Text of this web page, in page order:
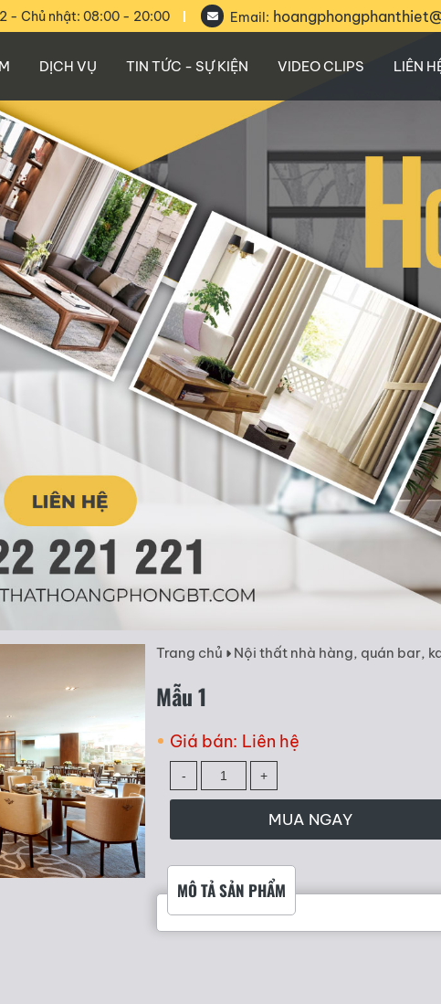
- Chủ nhật: 08:00 - 20:00 Email:
DỊCH VỤ TIN TỨC - SỰ KIỆN VIDEO CLIPS LIÊN
Trang chủ Nội thất nhà hàng, quán bar,
Mẫu 1
Giá bán: Liên hệ
MUA NGAY
MÔ TẢ SẢN PHẨM